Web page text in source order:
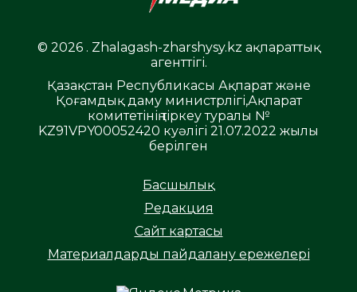
© 2026 . Zhalagash-zharshysy.kz ақпараттық
агенттігі.
Қазақстан Республикасы Ақпарат және
Қоғамдық даму министрлігі,Ақпарат
комитетінің тіркеу туралы №
KZ91VPY00052420 куәлігі 21.07.2022 жылы
берілген
Басшылық
Редакция
Сайт картасы
Материалдарды пайдалану ережелері